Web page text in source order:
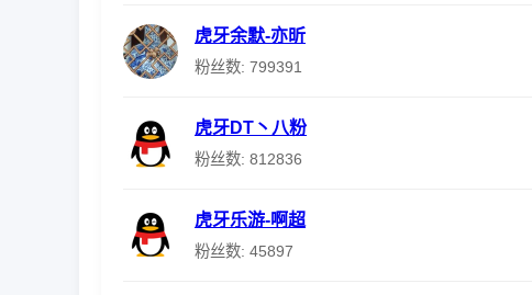
虎牙余默-亦昕
粉丝数: 799391
虎牙DT丶八粉
粉丝数: 812836
虎牙乐游-啊超
粉丝数: 45897